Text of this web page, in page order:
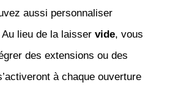
aussi personnaliser
lieu de la laisser vide, vous
des extensions ou des
à chaque ouverture